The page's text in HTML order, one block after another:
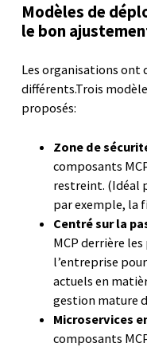
Modèles de
le bon
Les organisations ont
différents.Trois
proposés:
Zone de
composants
restreint. (Idéal
par exemple, la
Centré sur la
MCP derrière
l’entreprise
actuels en
gestion mature
Microservices
composants